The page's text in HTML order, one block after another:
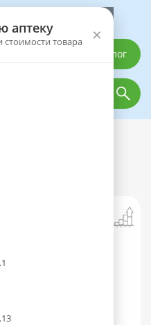
аптеку
стоимости товара ×
Каталог
(90 дней)
-2.50